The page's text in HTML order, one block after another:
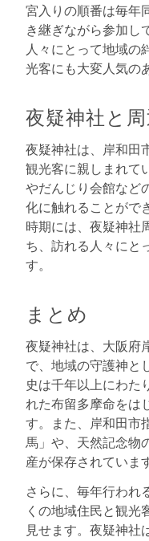
宮入りの順番は毎年
き継ぎながら参加し
人々にとって地域の
光客にも大変人気の
夜疑神社と
夜疑神社は、岸和田
観光客に親しまれて
やだんじり会館など
化に触れることがで
時期には、夜疑神社
ち、訪れる人々にと
す。
まとめ
夜疑神社は、大阪府
で、地域の守護神と
史は千年以上にわた
れた布留多摩命をは
す。また、岸和田市
馬」や、天然記念物
産が保存されていま
さらに、毎年行われ
くの地域住民と観光
見せます。夜疑神社